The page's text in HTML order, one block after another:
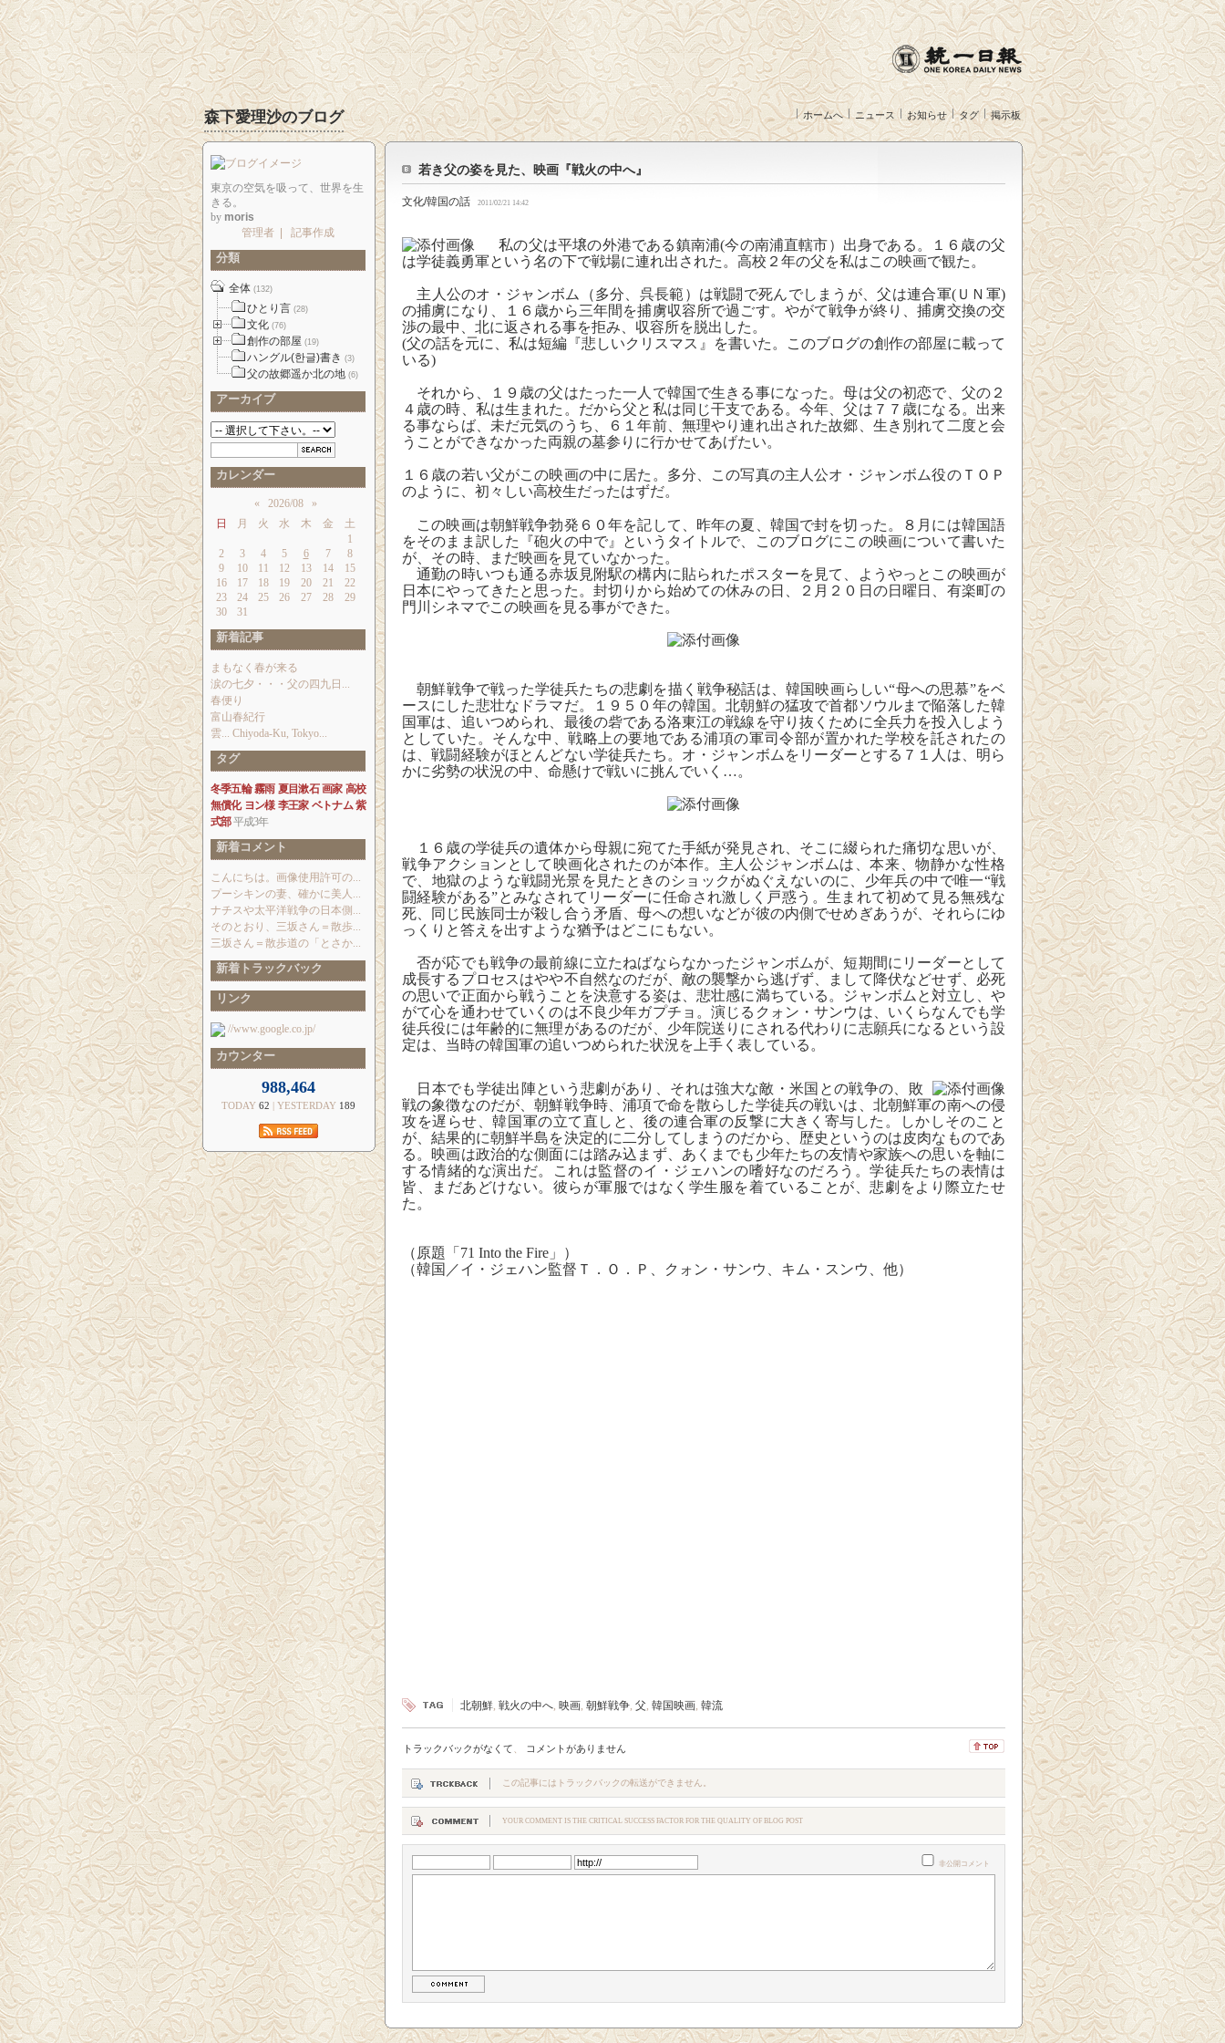
森下愛理沙のブログ ホームへ ニュース お知らせ タグ 掲示板
若き父の姿を見た、映画『戦火の中へ』
文化/韓国の話 2011/02/21 14:42
私の父は平壌の外港である鎮南浦(今の南浦直轄市）出身である。１６ 歳の父
は学徒義勇軍という名の下で戦場に連れ出された。高校２年の父を私はこの映画で観た。
主人公のオ・ジャンボム（多分、呉長範）は戦闘で死んでしまうが、父は連合軍(ＵＮ軍)
の捕虜になり、１６歳から三年間を捕虜収容所で過ごす。やがて戦争が終り、捕虜交換の交
渉の最中、北に返される事を拒み、収容所を脱出した。
(父の話を元に、私は短編『悲しいクリスマス』を書いた。このブログの創作の部屋に載って
いる)
それから、１９歳の父はたった一人で韓国で生きる事になった。母は父の初恋で、父の２
４歳の時、私は生まれた。だから父と私は同じ干支である。今年、父は７７歳になる。出来
る事ならば、未だ元気のうち、６１年前、無理やり連れ出された故郷、生き別れて二度と会
うことができなかった両親の墓参りに行かせてあげたい。
１６歳の若い父がこの映画の中に居た。多分、この写真の主人公オ・ジャンボム役のＴＯＰ
のように、初々しい高校生だったはずだ。
この映画は朝鮮戦争勃発６０年を記して、昨年の夏、韓国で封を切った。８月には韓国語
をそのまま訳した『砲火の中で』というタイトルで、このブログにこの映画について書いた
が、その時、まだ映画を見ていなかった。
通勤の時いつも通る赤坂見附駅の構内に貼られたポスターを見て、ようやっとこの映画が
日本にやってきたと思った。封切りから始めての休みの日、２月２０日の日曜日、有楽町の
門川シネマでこの映画を見る事ができた。
朝鮮戦争で戦った学徒兵たちの悲劇を描く戦争秘話は、韓国映画らしい“母への思慕”をベ
ースにした悲壮なドラマだ。１９５０年の韓国。北朝鮮の猛攻で首都ソウルまで陥落した韓
国軍は、追いつめられ、最後の砦である洛東江の戦線を守り抜くために全兵力を投入しよう
としていた。そんな中、戦略上の要地である浦項の軍司令部が置かれた学校を託されたの
は、戦闘経験がほとんどない学徒兵たち。オ・ジャンボムをリーダーとする７１人は、明ら
かに劣勢の状況の中、命懸けで戦いに挑んでいく…。
１６歳の学徒兵の遺体から母親に宛てた手紙が発見され、そこに綴られた痛切な思いが、
戦争アクションとして映画化されたのが本作。主人公ジャンボムは、本来、物静かな性格
で、地獄のような戦闘光景を見たときのショックがぬぐえないのに、少年兵の中で唯一“戦
闘経験がある”とみなされてリーダーに任命され激しく戸惑う。生まれて初めて見る無残な
死、同じ民族同士が殺し合う矛盾、母への想いなどが彼の内側でせめぎあうが、それらにゆ
っくりと答えを出すような猶予はどこにもない。
否が応でも戦争の最前線に立たねばならなかったジャンボムが、短期間にリーダーとして
成長するプロセスはやや不自然なのだが、敵の襲撃から逃げず、まして降伏などせず、必死
の思いで正面から戦うことを決意する姿は、悲壮感に満ちている。ジャンボムと対立し、や
がて心を通わせていくのは不良少年ガプチョ。演じるクォン・サンウは、いくらなんでも学
徒兵役には年齢的に無理があるのだが、少年院送りにされる代わりに志願兵になるという設
定は、当時の韓国軍の追いつめられた状況を上手く表している。
日本でも学徒出陣という悲劇があり、それは強大な敵・米国との戦争の、敗
戦の象徴なのだが、朝鮮戦争時、浦項で命を散らした学徒兵の戦いは、北朝鮮軍の南への侵
攻を遅らせ、韓国軍の立て直しと、後の連合軍の反撃に大きく寄与した。しかしそのこと
が、結果的に朝鮮半島を決定的に二分してしまうのだから、歴史というのは皮肉なものであ
る。映画は政治的な側面には踏み込まず、あくまでも少年たちの友情や家族への思いを軸に
する情緒的な演出だ。これは監督のイ・ジェハンの嗜好なのだろう。学徒兵たちの表情は
皆、まだあどけない。彼らが軍服ではなく学生服を着ていることが、悲劇をより際立たせ
た。
（原題「71 Into the Fire」）
（韓国／イ・ジェハン監督Ｔ．Ｏ．Ｐ、クォン・サンウ、キム・スンウ、他）
北朝鮮, 戦火の中へ, 映画, 朝鮮戦争, 父, 韓国映画, 韓流
トラックバックがなくて コメントがありません
この記事にはトラックバックの転送ができません。
YOUR COMMENT IS THE CRITICAL SUCCESS FACTOR FOR THE QUALITY OF BLOG POST
非公開コメント
東京の空気を吸って、世界を生
きる。
by moris
管理者
記事作成
分類
全体 (132)
ひとり言 (28)
文化 (76)
創作の部屋 (19)
ハングル(한글)書き (3)
父の故郷遥か北の地 (6)
アーカイブ
カレンダー
« 2026/08
»
日
月 火 水 木 金
土
1
2
3 4 5 6 7
8
9
10 11 12 13 14
15
16
17 18 19 20 21
22
23
24 25 26 27 28
29
30
31
新着記事
まもなく春が来る
涙の七夕・・・父の四九日...
春便り
富山春紀行
雲... Chiyoda-Ku, Tokyo...
タグ
冬季五輪 霧雨 夏目漱石 画家 高校
無償化 ヨン様 李王家 ベトナム 紫
式部 平成3年
新着コメント
こんにちは。画像使用許可の...
プーシキンの妻、確かに美人...
ナチスや太平洋戦争の日本側...
そのとおり、三坂さん＝散歩...
三坂さん＝散歩道の「とさか...
新着トラックバック
リンク
//www.google.co.jp/
カウンター
988,464
TODAY 62 | YESTERDAY 189